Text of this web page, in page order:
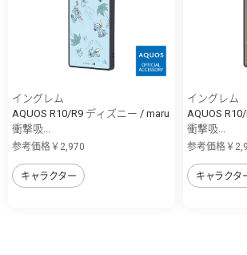
イングレム
AQUOS R10/R9 ディズニー / maru
衝撃吸...
参考価格￥2,970
キャラクター
イングレム
AQUOS
衝撃吸...
参考価格￥
キャラクタ